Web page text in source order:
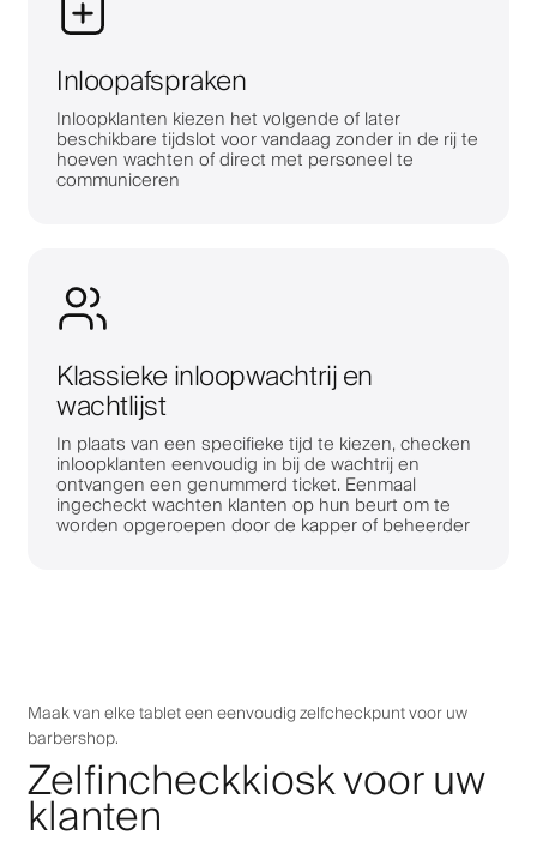
Inloopafspraken
Inloopklanten kiezen het volgende of later
beschikbare tijdslot voor vandaag zonder in de rij te
hoeven wachten of direct met personeel te
communiceren
Klassieke inloopwachtrij en
wachtlijst
In plaats van een specifieke tijd te kiezen, checken
inloopklanten eenvoudig in bij de wachtrij en
ontvangen een genummerd ticket. Eenmaal
ingecheckt wachten klanten op hun beurt om te
worden opgeroepen door de kapper of beheerder
Maak van elke tablet een eenvoudig zelfcheckpunt voor uw
barbershop.
Zelfincheckkiosk voor uw
klanten